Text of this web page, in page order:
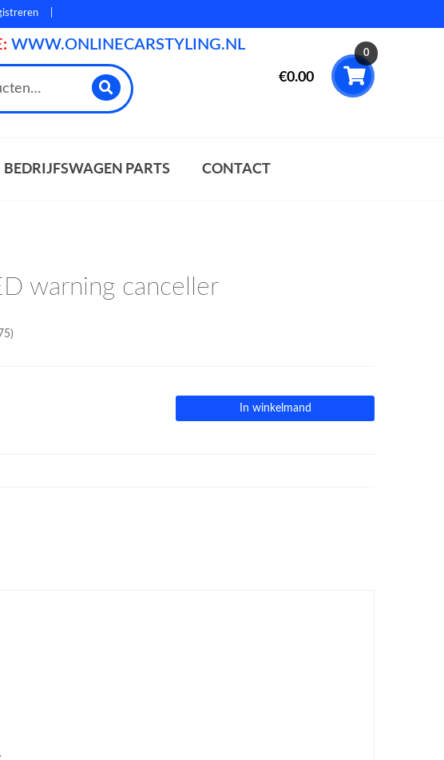
WWW.ONLINECARSTYLING.NL
€0.00
0
BEDRIJFSWAGEN PARTS CONTACT
warning canceller
)
In winkelmand